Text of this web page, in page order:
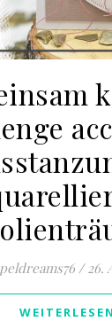
/ 26.
WEITERLESEN